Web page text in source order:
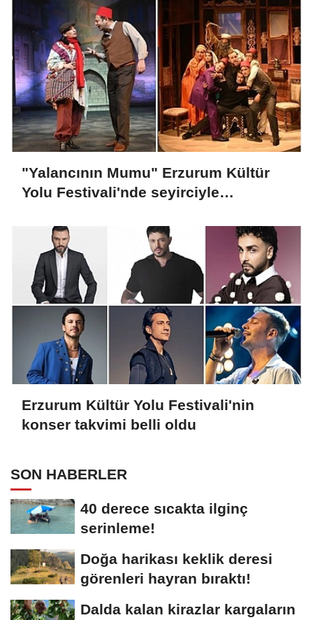
"Yalancının Mumu" Erzurum Kültür
Yolu Festivali'nde seyirciyle
Erzurum Kültür Yolu Festivali'nin
konser takvimi belli oldu
SON HABERLER
40 derece sıcakta ilginç
serinleme!
Doğa harikası keklik deresi
görenleri hayran bıraktı!
Dalda kalan kirazlar kargaların